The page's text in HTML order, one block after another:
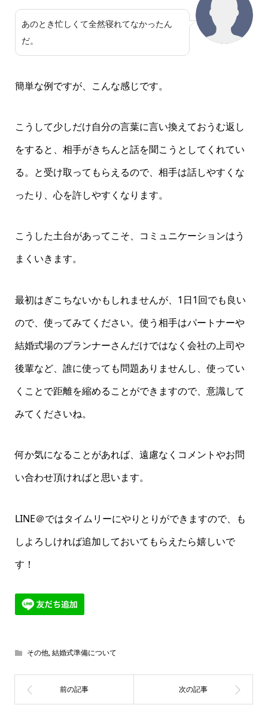
あのとき忙しくて全然寝れてなかったん
だ。
簡単な例ですが、こんな感じです。
こうして少しだけ自分の言葉に言い換えておうむ返し
をすると、相手がきちんと話を聞こうとしてくれてい
る。と受け取ってもらえるので、相手は話しやすくな
ったり、心を許しやすくなります。
こうした土台があってこそ、コミュニケーションはう
まくいきます。
最初はぎこちないかもしれませんが、1日1回でも良い
ので、使ってみてください。使う相手はパートナーや
結婚式場のプランナーさんだけではなく会社の上司や
後輩など、誰に使っても問題ありませんし、使ってい
くことで距離を縮めることができますので、意識して
みてくださいね。
何か気になることがあれば、遠慮なくコメントやお問
い合わせ頂ければと思います。
LINE＠ではタイムリーにやりとりができますので、も
しよろしければ追加しておいてもらえたら嬉しいで
す！
その他,結婚式準備について